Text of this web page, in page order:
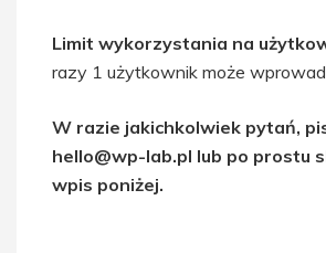
Limit wykorzystania na
razy 1 użytkownik może
W razie jakichkolwiek pytań,
hello@wp-lab.pl lub po prostu
wpis poniżej.